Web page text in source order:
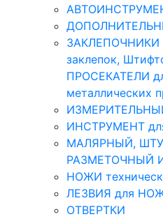
ЗАКЛЕПОЧНИКИ
заклепок,
ПРОСЕКАТЕЛИ
металлических
ИНСТРУМЕНТ
МАЛЯРНЫЙ,
РАЗМЕТОЧНЫЙ
НОЖИ
ЛЕЗВИЯ для
ОТВЕРТКИ